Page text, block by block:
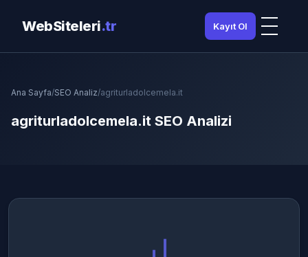
WebSiteleri.tr Kayıt Ol
Ana Sayfa/SEO Analiz/agriturladolcemela.it
agriturladolcemela.it SEO Analizi